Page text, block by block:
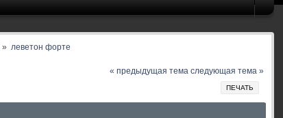
» леветон форте
« предыдущая тема следующая тема »
ПЕЧАТЬ